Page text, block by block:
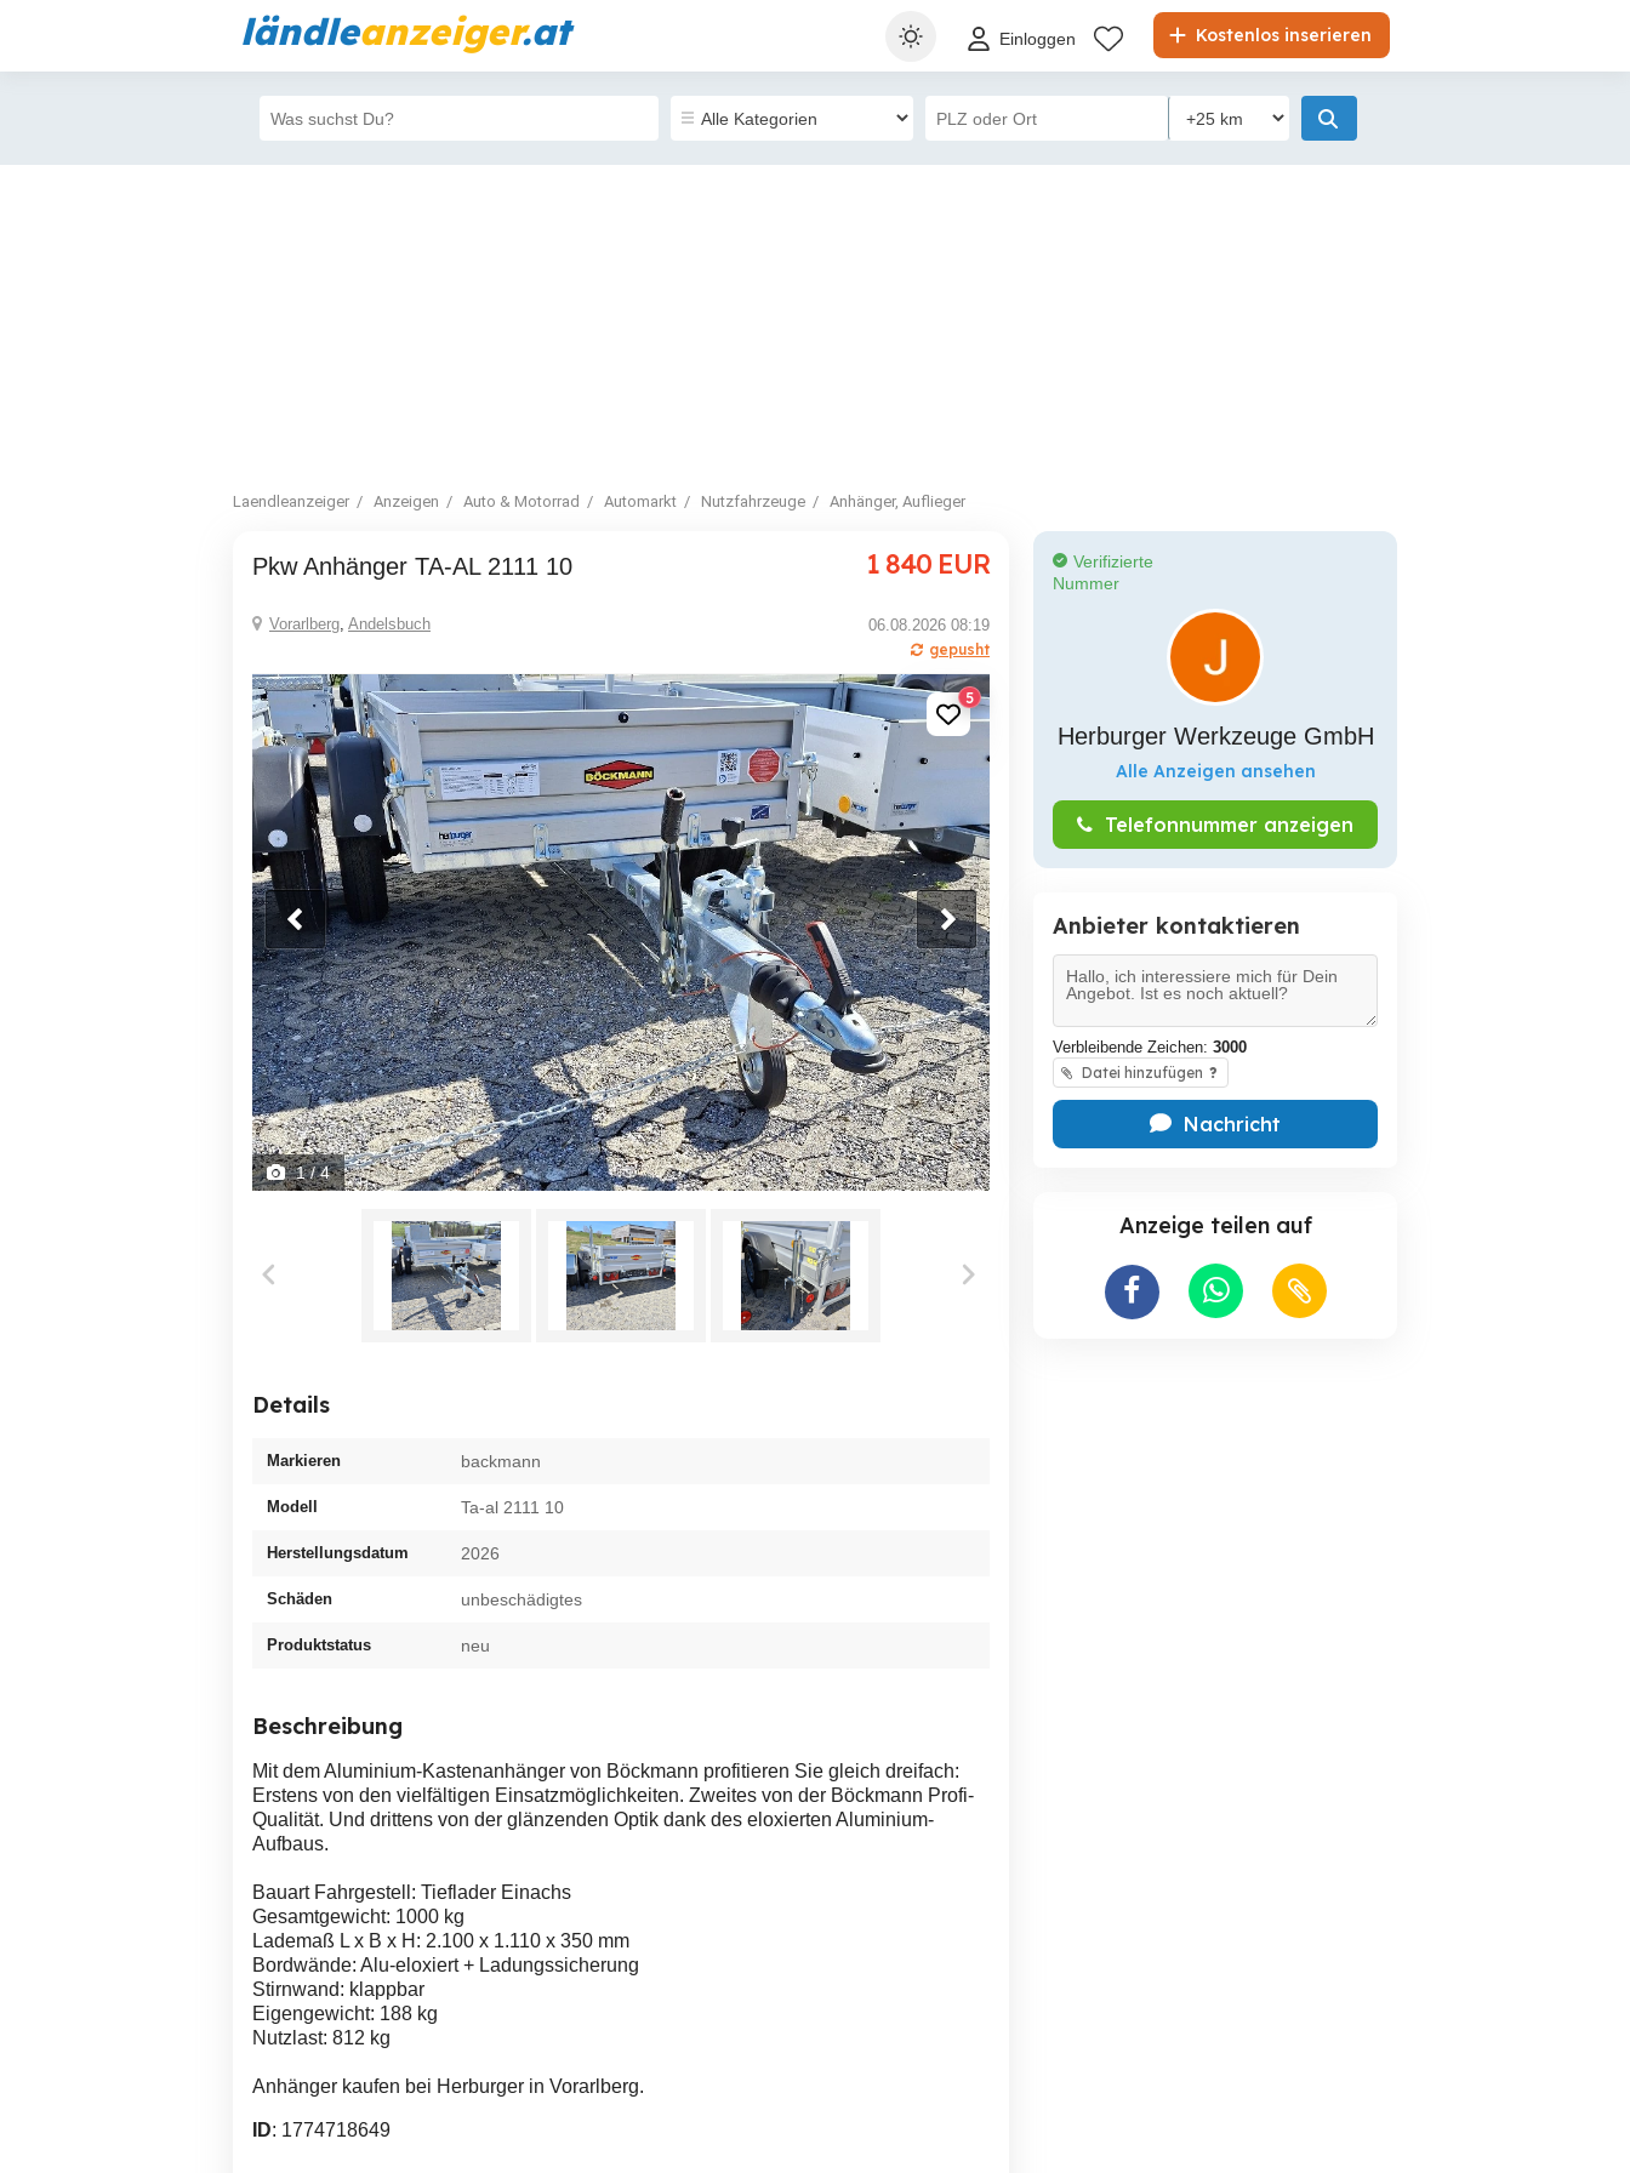
ländleanzeiger.at Kostenlos inserieren
Einloggen
Laendleanzeiger Anzeigen Auto & Motorrad Automarkt Nutzfahrzeuge Anhänger, Auflieger
Pkw Anhänger TA-AL 2111 10 1 840 EUR
Vorarlberg, Andelsbuch
06.08.2026 08:19
gepusht
5
1/ 4
Details
Markieren backmann
Modell Ta-al 2111 10
Herstellungsdatum 2026
Schäden unbeschädigtes
Produktstatus neu
Beschreibung
Mit dem Aluminium-Kastenanhänger von Böckmann profitieren Sie gleich dreifach:
Erstens von den vielfältigen Einsatzmöglichkeiten. Zweites von der Böckmann Profi-
Qualität. Und drittens von der glänzenden Optik dank des eloxierten Aluminium-
Aufbaus.
Bauart Fahrgestell: Tieflader Einachs
Gesamtgewicht: 1000 kg
Lademaß L x B x H: 2.100 x 1.110 x 350 mm
Bordwände: Alu-eloxiert + Ladungssicherung
Stirnwand: klappbar
Eigengewicht: 188 kg
Nutzlast: 812 kg
Anhänger kaufen bei Herburger in Vorarlberg.
ID: 1774718649
Verifizierte
Nummer
Herburger Werkzeuge GmbH
Alle Anzeigen ansehen
Telefonnummer anzeigen
Anbieter kontaktieren
Verbleibende Zeichen: 3000
Datei hinzufügen ?
Nachricht
Anzeige teilen auf